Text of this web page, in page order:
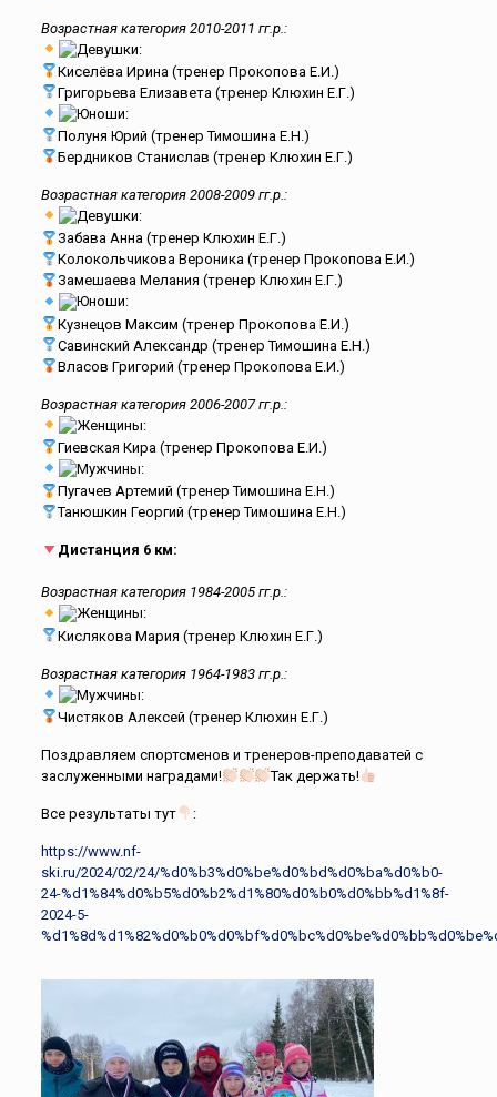
Возрастная категория 2010-2011 гг.р.:
Девушки:
Киселёва Ирина (тренер Прокопова Е.И.)
Григорьева Елизавета (тренер Клюхин Е.Г.)
Юноши:
Полуня Юрий (тренер Тимошина Е.Н.)
Бердников Станислав (тренер Клюхин Е.Г.)
Возрастная категория 2008-2009 гг.р.:
Девушки:
Забава Анна (тренер Клюхин Е.Г.)
Колокольчикова Вероника (тренер Прокопова Е.И.)
Замешаева Мелания (тренер Клюхин Е.Г.)
Юноши:
Кузнецов Максим (тренер Прокопова Е.И.)
Савинский Александр (тренер Тимошина Е.Н.)
Власов Григорий (тренер Прокопова Е.И.)
Возрастная категория 2006-2007 гг.р.:
Женщины:
Гиевская Кира (тренер Прокопова Е.И.)
Мужчины:
Пугачев Артемий (тренер Тимошина Е.Н.)
Танюшкин Георгий (тренер Тимошина Е.Н.)
Дистанция 6 км:
Возрастная категория 1984-2005 гг.р.:
Женщины:
Кислякова Мария (тренер Клюхин Е.Г.)
Возрастная категория 1964-1983 гг.р.:
Мужчины:
Чистяков Алексей (тренер Клюхин Е.Г.)
Поздравляем спортсменов и тренеров-преподаватей с
заслуженными наградами!
Так держать!
Все результаты тут :
https://www.nf-
ski.ru/2024/02/24/%d0%b3%d0%be%d0%bd%d0%ba%d0%b0-
24-%d1%84%d0%b5%d0%b2%d1%80%d0%b0%d0%bb%d1%8f-
2024-5-